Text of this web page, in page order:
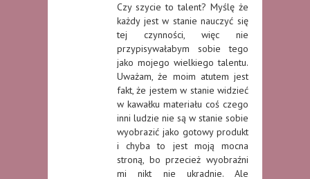
Czy szycie to talent? Myślę że
każdy jest w stanie nauczyć się
tej czynności, więc nie
przypisywałabym sobie tego
jako mojego wielkiego talentu.
Uważam, że moim atutem jest
fakt, że jestem w stanie widzieć
w kawałku materiału coś czego
inni ludzie nie są w stanie sobie
wyobrazić jako gotowy produkt
i chyba to jest moją mocna
stroną, bo przecież wyobraźni
mi nikt nie ukradnie. Ale